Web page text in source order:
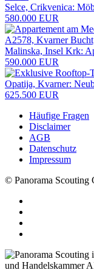
Selce, Crikvenica:
580.000 EUR
Malinska, Insel Krk:
590.000 EUR
Opatija, Kvarner:
625.500 EUR
Häufige Fragen
Disclaimer
AGB
Datenschutz
Impressum
© Panorama Scouting